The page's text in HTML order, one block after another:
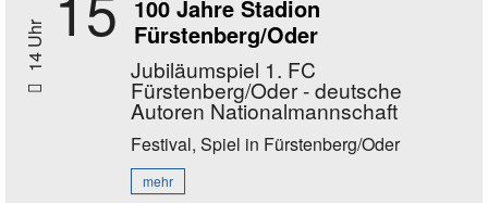
14 Uhr
100 Jahre Stadion
Fürstenberg/Oder
Jubiläumspiel 1. FC
Fürstenberg/Oder - deutsche
Autoren Nationalmannschaft
Festival, Spiel in Fürstenberg/Oder
mehr